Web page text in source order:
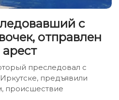
с
отправлен
преследовал с
предъявили
происшествие